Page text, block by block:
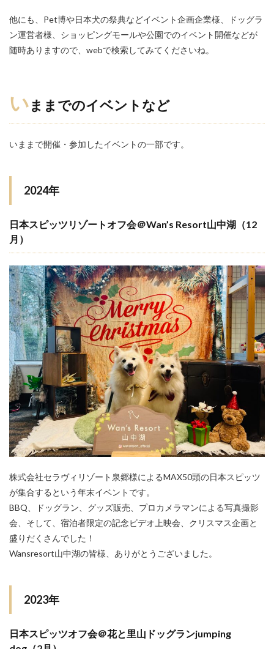
他にも、Pet博や日本犬の祭典などイベント企画企業様、ドッグラ
ン運営者様、ショッピングモールや公園でのイベント開催などが
随時ありますので、webで検索してみてくださいね。
いままでのイベントなど
いままで開催・参加したイベントの一部です。
2024年
日本スピッツリゾートオフ会＠Wan’s Resort山中湖（12
月）
株式会社セラヴィリゾート泉郷様によるMAX50頭の日本スピッツ
が集合するという年末イベントです。
BBQ、ドッグラン、グッズ販売、プロカメラマンによる写真撮影
会、そして、宿泊者限定の記念ビデオ上映会、クリスマス企画と
盛りだくさんでした！
Wansresort山中湖の皆様、ありがとうございました。
2023年
日本スピッツオフ会＠花と里山ドッグランjumping